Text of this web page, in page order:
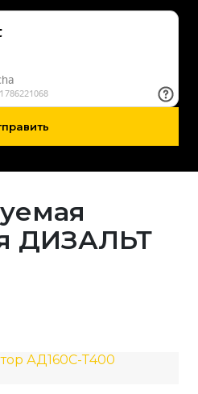
ДИЗАЛЬТ